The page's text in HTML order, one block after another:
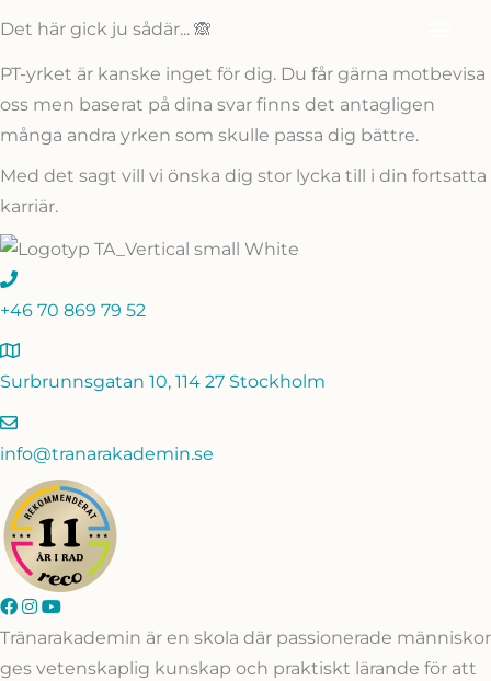
innehåll
Det här gick ju sådär... 🙈
PT-yrket är kanske inget för dig. Du får gärna motbevisa
oss men baserat på dina svar finns det antagligen
många andra yrken som skulle passa dig bättre.
Med det sagt vill vi önska dig stor lycka till i din fortsatta
karriär.
+46 70 869 79 52
Surbrunnsgatan 10, 114 27 Stockholm
info@tranarakademin.se
Tränarakademin är en skola där passionerade människor
ges vetenskaplig kunskap och praktiskt lärande för att